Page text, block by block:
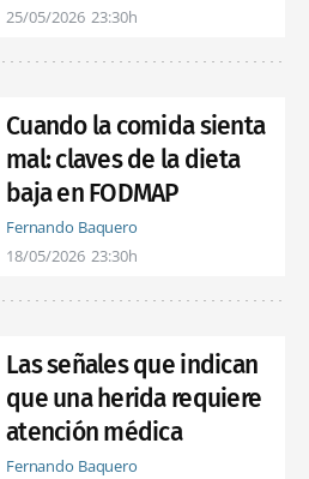
25/05/2026 23:30h
Cuando la comida sienta
mal: claves de la dieta
baja en FODMAP
Fernando Baquero
18/05/2026 23:30h
Las señales que indican
que una herida requiere
atención médica
Fernando Baquero